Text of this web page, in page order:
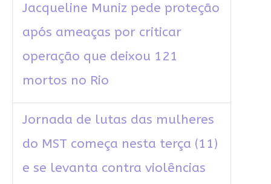
Jacqueline Muniz pede proteção
após ameaças por criticar
operação que deixou 121
mortos no Rio
Jornada de lutas das mulheres
do MST começa nesta terça (11)
e se levanta contra violências